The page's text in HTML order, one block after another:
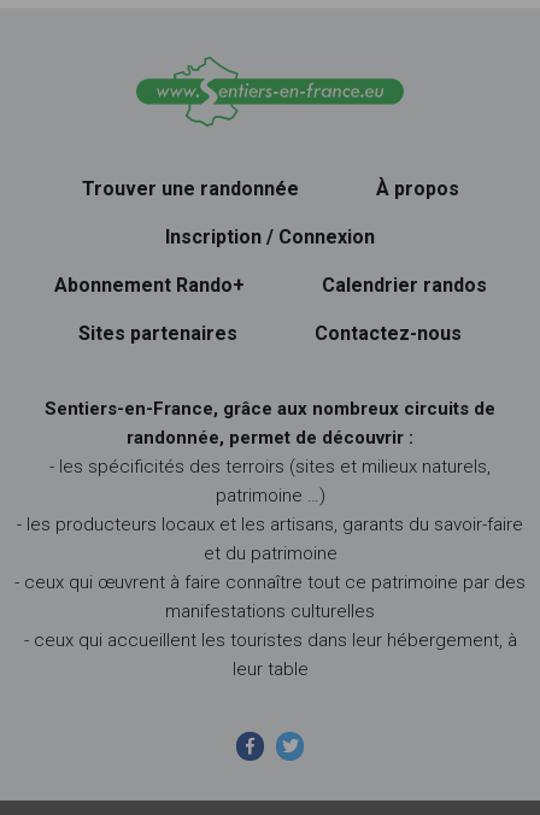
Trouver une randonnée À propos
Inscription / Connexion
Abonnement Rando+ Calendrier randos
Sites partenaires Contactez-nous
Sentiers-en-France, grâce aux nombreux circuits de
randonnée, permet de découvrir :
- les spécificités des terroirs (sites et milieux naturels,
patrimoine …)
- les producteurs locaux et les artisans, garants du savoir-faire
et du patrimoine
- ceux qui œuvrent à faire connaître tout ce patrimoine par des
manifestations culturelles
- ceux qui accueillent les touristes dans leur hébergement, à
leur table